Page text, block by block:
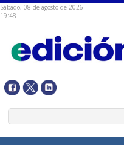
Sábado, 08 de agosto de 2026
19:48